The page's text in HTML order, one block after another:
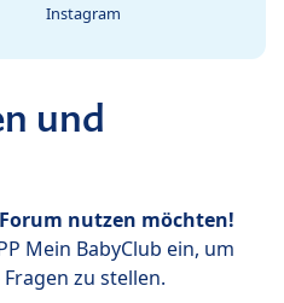
Instagram
und
Forum nutzen möchten!
Mein BabyClub ein, um
zu stellen.